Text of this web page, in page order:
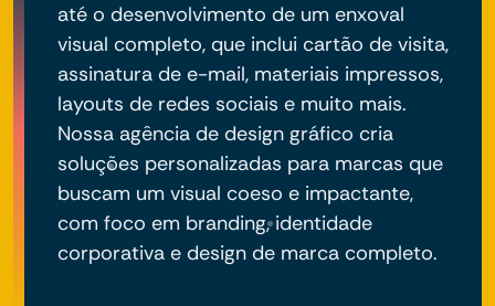
até o desenvolvimento de um enxoval
visual completo, que inclui cartão de visita,
assinatura de e-mail, materiais impressos,
layouts de redes sociais e muito mais.
Nossa agência de design gráfico cria
soluções personalizadas para marcas que
buscam um visual coeso e impactante,
com foco em branding, identidade
corporativa e design de marca completo.